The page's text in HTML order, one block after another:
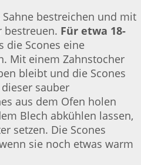
bestreichen und mit
bestreuen. Für etwa 18-
die Scones eine
Mit einem Zahnstocher
bleibt und die Scones
sauber
aus dem Ofen holen
Blech abkühlen lassen,
setzen. Die Scones
sie noch etwas warm